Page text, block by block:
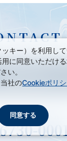
お問い合わせ
問い合わせ/平日9:00-18:00
キー）を利用して
に同意いただけ
い。
社のCookieポリ
同意する